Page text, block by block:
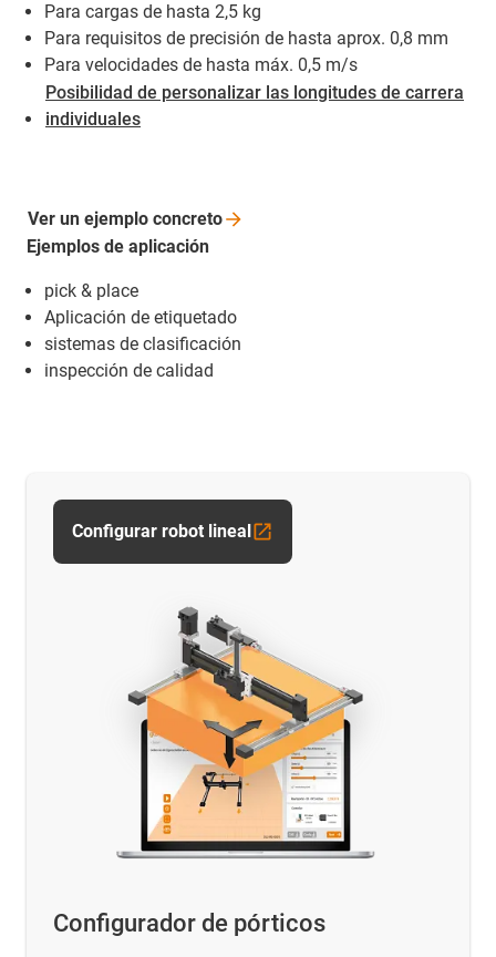
Para cargas de hasta 2,5 kg
Para requisitos de precisión de hasta aprox. 0,8 mm
Para velocidades de hasta máx. 0,5 m/s
Posibilidad de personalizar las longitudes de carrera
individuales
Ejemplos de aplicación
pick & place
Aplicación de etiquetado
sistemas de clasificación
inspección de calidad
Ver un ejemplo concreto
Configurador de pórticos
Configurar robot lineal